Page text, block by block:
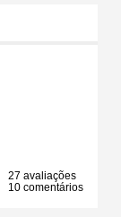
27 avaliações
10 comentários